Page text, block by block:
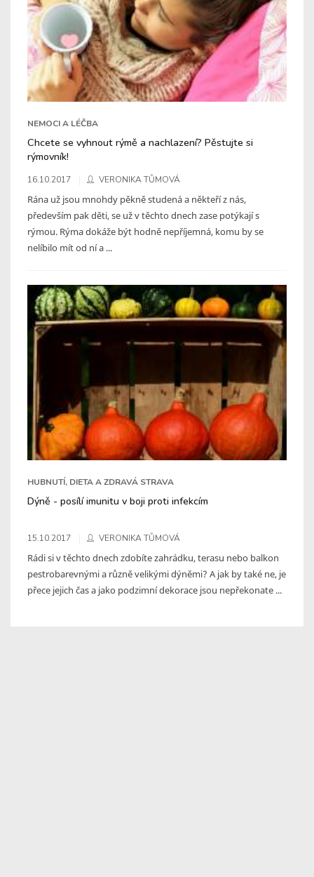
NEMOCI A LÉČBA
Chcete se vyhnout rýmě a nachlazení? Pěstujte si
rýmovník!
16.10.2017 VERONIKA TŮMOVÁ
Rána už jsou mnohdy pěkně studená a někteří z nás,
především pak děti, se už v těchto dnech zase potýkají s
rýmou. Rýma dokáže být hodně nepříjemná, komu by se
nelíbilo mít od ní a ...
HUBNUTÍ, DIETA A ZDRAVÁ STRAVA
Dýně - posílí imunitu v boji proti infekcím
15.10.2017 VERONIKA TŮMOVÁ
Rádi si v těchto dnech zdobíte zahrádku, terasu nebo balkon
pestrobarevnými a různě velikými dýněmi? A jak by také ne, je
přece jejich čas a jako podzimní dekorace jsou nepřekonate ...